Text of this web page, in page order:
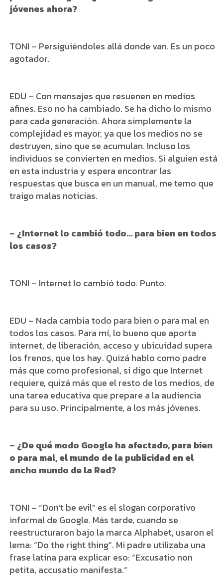
jóvenes ahora?
TONI – Persiguiéndoles allá donde van. Es un poco
agotador.
EDU – Con mensajes que resuenen en medios
afines. Eso no ha cambiado. Se ha dicho lo mismo
para cada generación. Ahora simplemente la
complejidad es mayor, ya que los medios no se
destruyen, sino que se acumulan. Incluso los
individuos se convierten en medios. Si alguien está
en esta industria y espera encontrar las
respuestas que busca en un manual, me temo que
traigo malas noticias.
– ¿Internet lo cambió todo… para bien en todos
los casos?
TONI – Internet lo cambió todo. Punto.
EDU – Nada cambia todo para bien o para mal en
todos los casos. Para mí, lo bueno que aporta
internet, de liberación, acceso y ubicuidad supera
los frenos, que los hay. Quizá hablo como padre
más que como profesional, si digo que Internet
requiere, quizá más que el resto de los medios, de
una tarea educativa que prepare a la audiencia
para su uso. Principalmente, a los más jóvenes.
– ¿De qué modo Google ha afectado, para bien
o para mal, el mundo de la publicidad en el
ancho mundo de la Red?
TONI – “Don’t be evil” es el slogan corporativo
informal de Google. Más tarde, cuando se
reestructuraron bajo la marca Alphabet, usaron el
lema: “Do the right thing”. Mi padre utilizaba una
frase latina para explicar eso: “Excusatio non
petita, accusatio manifesta.”